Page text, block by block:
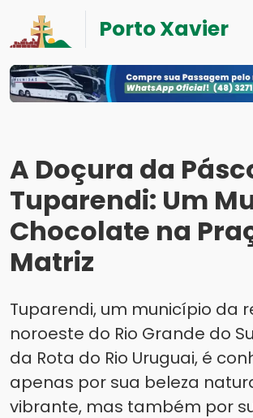
Porto Xavier
A Doçura da
Tuparendi: Um
Chocolate na
Matriz
Tuparendi, um município da
noroeste do Rio Grande do
da Rota do Rio Uruguai, é
apenas por sua beleza
vibrante, mas também por